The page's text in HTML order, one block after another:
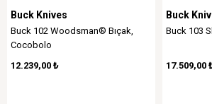
Buck Knives
Buck 102 Woodsman® Bıçak,
Cocobolo
12.239,00 ₺
Buck
Buck 103
17.509,00